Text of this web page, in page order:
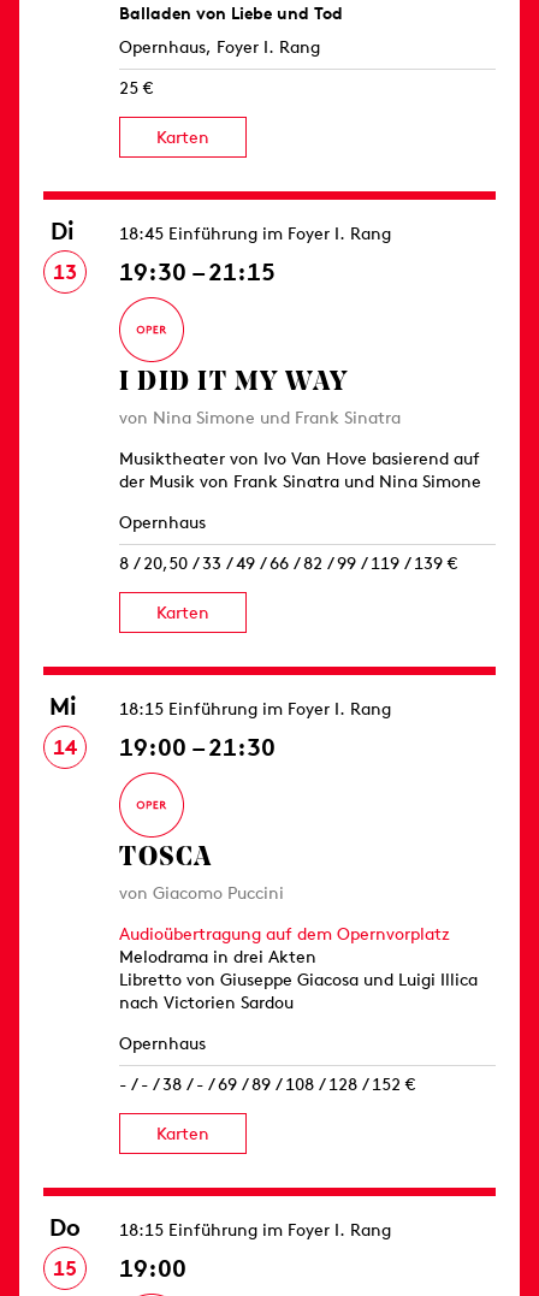
Balladen von Liebe und Tod
Opernhaus, Foyer I. Rang
25 €
Karten
Di
13
18:45 Einführung im Foyer I. Rang
19:30 – 21:15
I DID IT MY WAY
von Nina Simone und Frank Sinatra
Musiktheater von Ivo Van Hove basierend auf
der Musik von Frank Sinatra und Nina Simone
Opernhaus
8 / 20,50 / 33 / 49 / 66 / 82 / 99 / 119 / 139 €
Karten
Mi
14
18:15 Einführung im Foyer I. Rang
19:00 – 21:30
TOSCA
von Giacomo Puccini
Audioübertragung auf dem Opernvorplatz
Melodrama in drei Akten
Libretto von Giuseppe Giacosa und Luigi Illica
nach Victorien Sardou
Opernhaus
- / - / 38 / - / 69 / 89 / 108 / 128 / 152 €
Karten
Do
15
18:15 Einführung im Foyer I. Rang
19:00